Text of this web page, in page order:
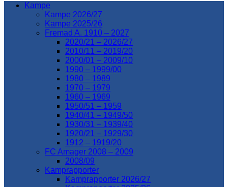
Kampe
Kampe 2026/27
Kampe 2025/26
Fremad A. 1910 – 2027
2020/21 – 2026/27
2010/11 – 2019/20
2000/01 – 2009/10
1990 – 1999/00
1980 – 1989
1970 – 1979
1960 – 1969
1950/51 – 1959
1940/41 – 1949/50
1930/31 – 1939/40
1920/21 – 1929/30
1912 – 1919/20
FC Amager 2008 – 2009
2008/09
Kamprapporter
Kamprapporter 2026/27